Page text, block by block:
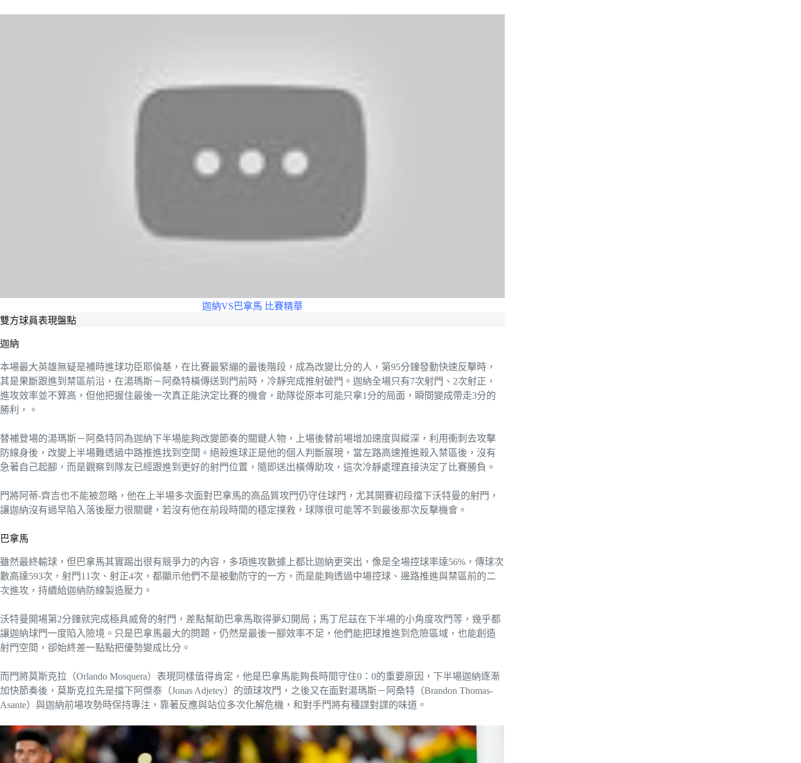
迦納VS巴拿馬 比賽精華
雙方球員表現盤點
迦納
本場最大英雄無疑是補時進球功臣耶倫基，在比賽最緊繃的最後階段，成為改變比分的人，第95分鐘發動快速反擊時，
其是果斷跟進到禁區前沿，在湯瑪斯－阿桑特橫傳送到門前時，冷靜完成推射破門。迦納全場只有7次射門、2次射正，
進攻效率並不算高，但他把握住最後一次真正能決定比賽的機會，助隊從原本可能只拿1分的局面，瞬間變成帶走3分的
勝利，。
替補登場的湯瑪斯－阿桑特同為迦納下半場能夠改變節奏的關鍵人物，上場後替前場增加速度與縱深，利用衝刺去攻擊
防線身後，改變上半場難透過中路推進找到空間。絕殺進球正是他的個人判斷展現，當左路高速推進殺入禁區後，沒有
急著自己起腳，而是觀察到隊友已經跟進到更好的射門位置，隨即送出橫傳助攻，這次冷靜處理直接決定了比賽勝負。
門將阿蒂-齊吉也不能被忽略，他在上半場多次面對巴拿馬的高品質攻門仍守住球門，尤其開賽初段擋下沃特曼的射門，
讓迦納沒有過早陷入落後壓力很關鍵，若沒有他在前段時間的穩定撲救，球隊很可能等不到最後那次反擊機會。
巴拿馬
雖然最終輸球，但巴拿馬其實踢出很有競爭力的內容，多項進攻數據上都比迦納更突出，像是全場控球率達56%，傳球次
數高達593次，射門11次、射正4次，都顯示他們不是被動防守的一方，而是能夠透過中場控球、邊路推進與禁區前的二
次進攻，持續給迦納防線製造壓力。
沃特曼開場第2分鐘就完成極具威脅的射門，差點幫助巴拿馬取得夢幻開局；馬丁尼茲在下半場的小角度攻門等，幾乎都
讓迦納球門一度陷入險境。只是巴拿馬最大的問題，仍然是最後一腳效率不足，他們能把球推進到危險區域，也能創造
射門空間，卻始終差一點點把優勢變成比分。
而門將莫斯克拉（Orlando Mosquera）表現同樣值得肯定，他是巴拿馬能夠長時間守住0：0的重要原因，下半場迦納逐漸
加快節奏後，莫斯克拉先是擋下阿傑泰（Jonas Adjetey）的頭球攻門，之後又在面對湯瑪斯－阿桑特（Brandon Thomas-
Asante）與迦納前場攻勢時保持專注，靠著反應與站位多次化解危機，和對手門將有種諜對諜的味道。